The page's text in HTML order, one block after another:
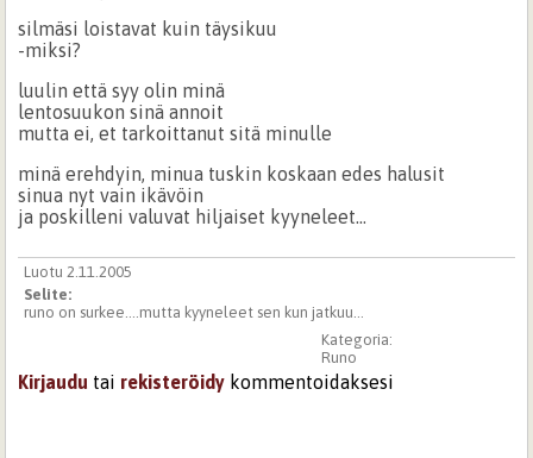
silmäsi loistavat kuin täysikuu
-miksi?
luulin että syy olin minä
lentosuukon sinä annoit
mutta ei, et tarkoittanut sitä minulle
minä erehdyin, minua tuskin koskaan edes halusit
sinua nyt vain ikävöin
ja poskilleni valuvat hiljaiset kyyneleet...
Luotu 2.11.2005
Selite:
runo on surkee....mutta kyyneleet sen kun jatkuu...
Kategoria:
Runo
Kirjaudu tai rekisteröidy kommentoidaksesi